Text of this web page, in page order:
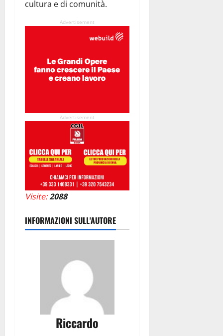
cultura e di comunità.
Advertisement
Advertisement
Visite:2088
INFORMAZIONI SULL'AUTORE
Riccardo